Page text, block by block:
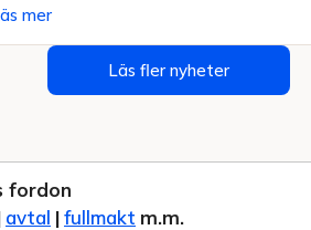
mer
Läs fler nyheter
fordon
avtal |fullmakt m.m.